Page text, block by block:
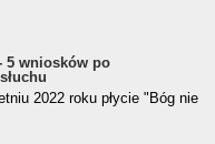
5 wniosków po
2022 roku płycie "Bóg nie